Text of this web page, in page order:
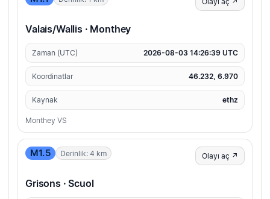
Valais/Wallis · Monthey
Zaman (UTC) 2026-08-03 14:26:39 UTC
Koordinatlar 46.232, 6.970
Kaynak ethz
Monthey VS
M1.5 Derinlik: 4 km Olayı aç ↗
Grisons · Scuol